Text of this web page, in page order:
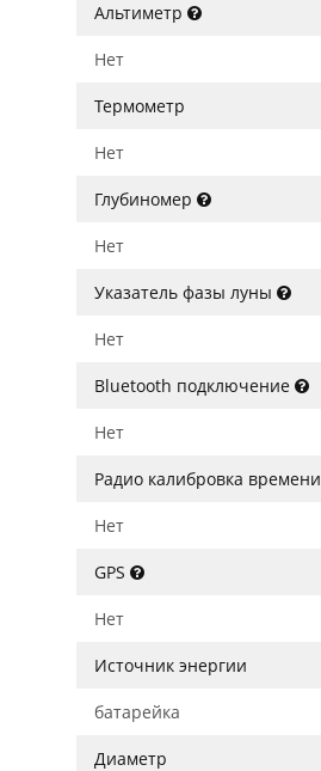
Альтиметр
Нет
Термометр
Нет
Глубиномер
Нет
Указатель фазы луны
Нет
Bluetooth подключение
Нет
Радио калибровка времени
Нет
GPS
Нет
Источник энергии
батарейка
Диаметр